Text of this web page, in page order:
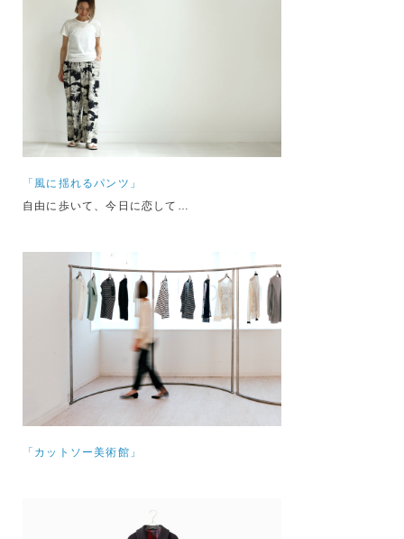
「風に揺れるパンツ」
自由に歩いて、今日に恋して…
「カットソー美術館」